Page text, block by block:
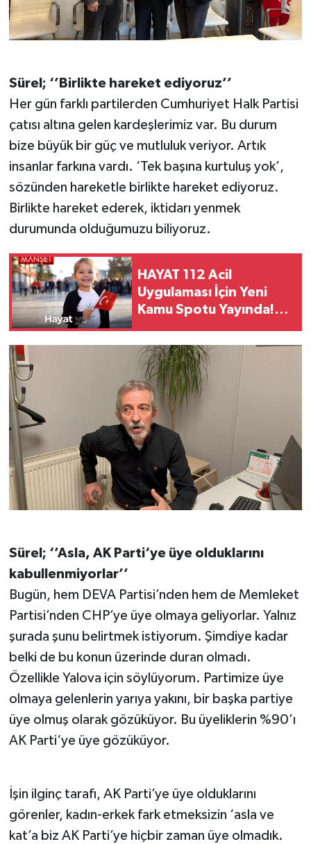
Sürel; ‘’Birlikte hareket ediyoruz’’
Her gün farklı partilerden Cumhuriyet Halk Partisi
çatısı altına gelen kardeşlerimiz var. Bu durum
bize büyük bir güç ve mutluluk veriyor. Artık
insanlar farkına vardı. ‘Tek başına kurtuluş yok’,
sözünden hareketle birlikte hareket ediyoruz.
Birlikte hareket ederek, iktidarı yenmek
durumunda olduğumuzu biliyoruz.
HAYAT 112 Acil
Uygulaması İçin Yeni
Kamu Spotu Yayında!
Sürel; ‘’Asla, AK Parti‘ye üye olduklarını
kabullenmiyorlar’’
Bugün, hem DEVA Partisi’nden hem de Memleket
Partisi’nden CHP’ye üye olmaya geliyorlar. Yalnız
şurada şunu belirtmek istiyorum. Şimdiye kadar
belki de bu konun üzerinde duran olmadı.
Özellikle Yalova için söylüyorum. Partimize üye
olmaya gelenlerin yarıya yakını, bir başka partiye
üye olmuş olarak gözüküyor. Bu üyeliklerin %90’ı
AK Parti‘ye üye gözüküyor.
İşin ilginç tarafı, AK Parti’ye üye olduklarını
görenler, kadın-erkek fark etmeksizin ‘asla ve
kat’a biz AK Parti’ye hiçbir zaman üye olmadık.